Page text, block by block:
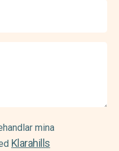
mina
Klarahills